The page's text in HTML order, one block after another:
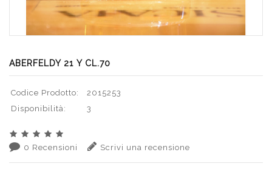
ABERFELDY 21 Y CL.70
Codice Prodotto:
2015253
Disponibilità:
3
0 Recensioni Scrivi una recensione